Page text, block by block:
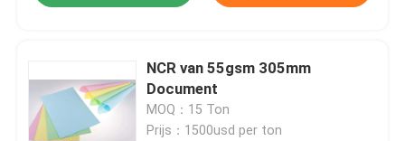
NCR van 55gsm 305mm
Document
MOQ：15 Ton
Prijs：1500usd per ton